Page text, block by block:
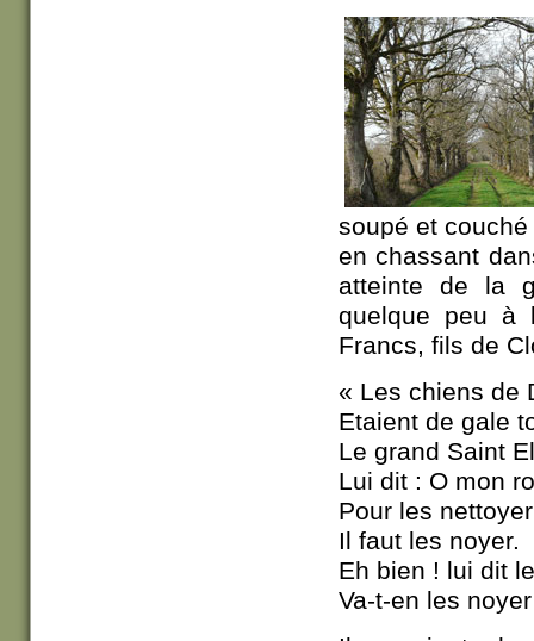
soupé et
en chassant
atteinte de la
quelque peu à
Francs, fils de
« Les chiens de
Etaient de gale
Le grand Saint
Lui dit : O mon
Pour les nettoyer
Il faut les noyer.
Eh bien ! lui dit
Va-t-en les